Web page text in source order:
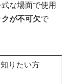
な場面で使用
が不可欠で
りたい方